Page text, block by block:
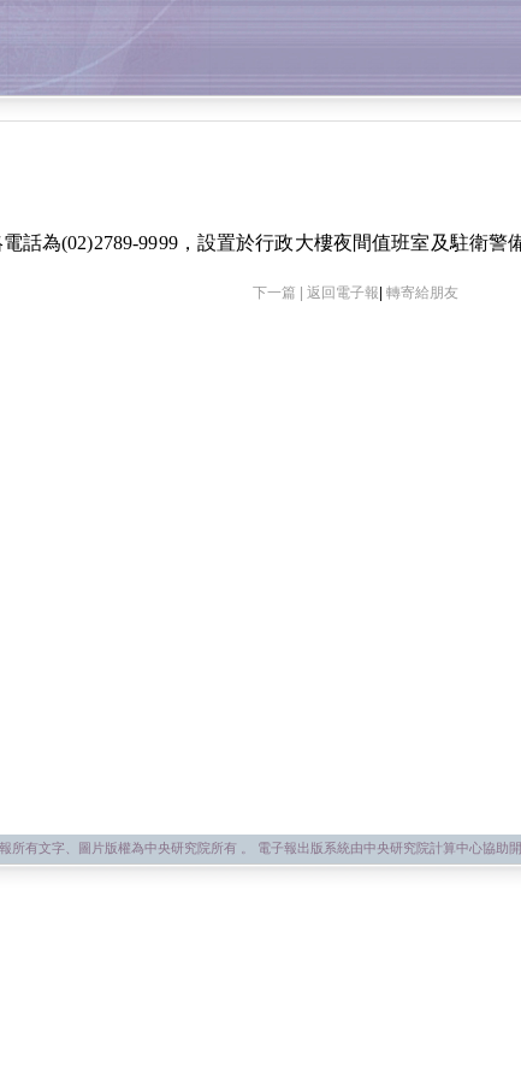
話為(02)2789-9999，設置於行政大樓夜間值班室及駐衛警
下一篇 | 返回電子報 轉寄給朋友
所有文字、圖片版權為中央研究院所有 。 電子報出版系統由中央研究院計算中心協助